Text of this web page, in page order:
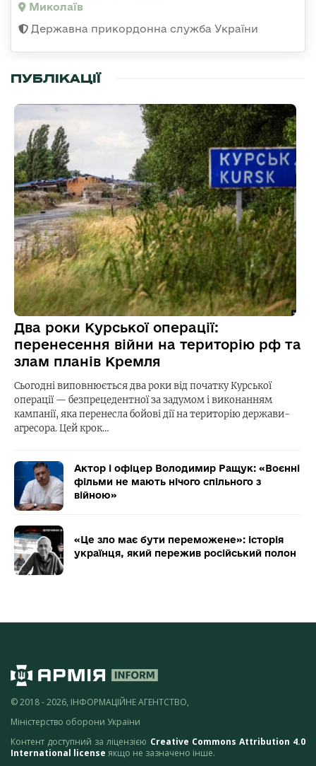
Миколаїв
Державна прикордонна служба України
ПУБЛІКАЦІЇ
Два роки Курської операції:
перенесення війни на територію рф та
злам планів Кремля
Сьогодні виповнюється два роки від початку Курської
операції — безпрецедентної за задумом і виконанням
кампанії, яка перенесла бойові дії на територію держави-
агресора. Цей крок…
Актор і офіцер Володимир Ращук: «Воєнні
фільми не мають нічого спільного з
війною»
«Це зло має бути переможене»: історія
українця, який пережив російський полон
© 2018 - 2026, ІНФОРМАЦІЙНЕ АГЕНТСТВО,
Міністерство оборони України
Контент доступний за ліцензією Creative Commons Attribution 4.0
International license якщо не зазначено інше.